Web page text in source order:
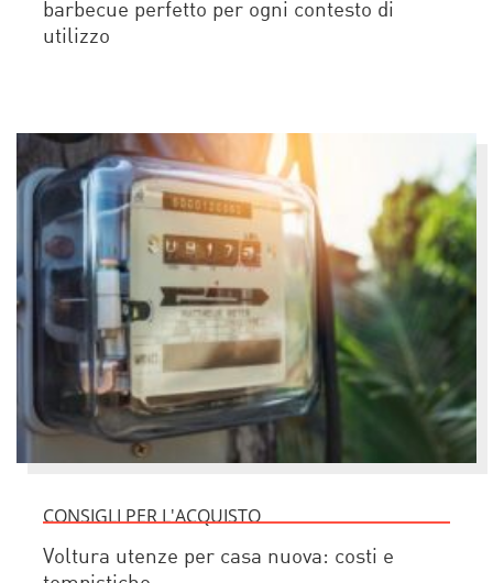
barbecue perfetto per ogni contesto di
utilizzo
CONSIGLI PER L'ACQUISTO
Voltura utenze per casa nuova: costi e